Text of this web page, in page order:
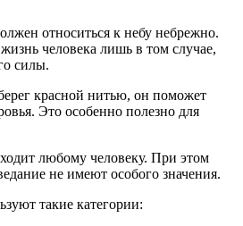
относиться к небу небрежно.
человека лишь в том случае,
силы.
красной нитью, он поможет
Это особенно полезно для
любому человеку. При этом
не имеют особого значения.
такие категории: